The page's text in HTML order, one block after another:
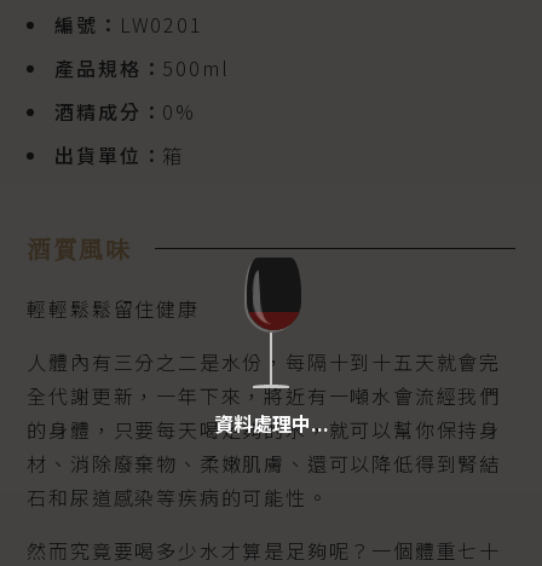
編號： LW0201
產品規格： 500ml
酒精成分： 0%
出貨單位： 箱
酒質風味
輕輕鬆鬆留住健康
人體內有三分之二是水份，每隔十到十五天就會完
全代謝更新，一年下來，將近有一噸水會流經我們
的身體，只要每天喝足夠的水，就可以幫你保持身
材、消除廢棄物、柔嫩肌膚、還可以降低得到腎結
石和尿道感染等疾病的可能性。
然而究竟要喝多少水才算是足夠呢？一個體重七十
資料處理中...